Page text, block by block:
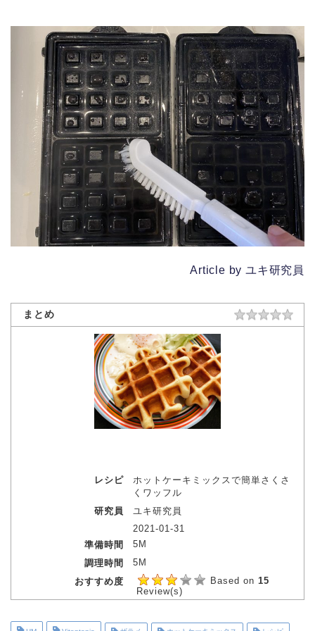
Article by ユキ研究員
まとめ
レシピ
ホットケーキミックスで簡単さくさ
くワッフル
研究員
ユキ研究員
2021-01-31
準備時間
5M
調理時間
5M
おすすめ度
Based on 15
Review(s)